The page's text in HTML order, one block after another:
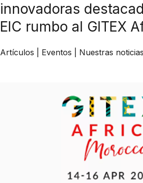
innovadoras
EIC rumbo al GITEX
Artículos Eventos Nuestras noticias